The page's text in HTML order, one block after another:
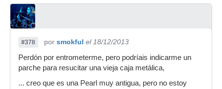
#378 por smokful el 18/12/2013
Perdón por entrometerme, pero podríais indicarme un
parche para resucitar una vieja caja metálica,
... creo que es una Pearl muy antigua, pero no estoy